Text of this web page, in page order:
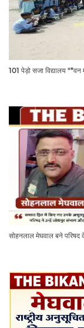
101 पेड़ो सजा विद्यालय
सोहनलाल मेघवाल बने परिषद